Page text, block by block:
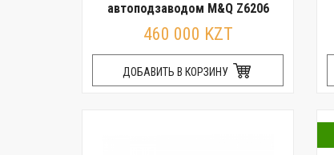
автоподзаводом M&Q Z6206
460 000 KZT
ДОБАВИТЬ В КОРЗИНУ